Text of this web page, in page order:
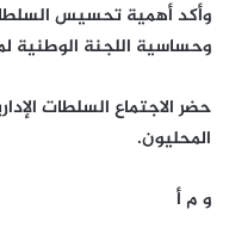
وأكد أهمية تحسيس السلطات
وحساسية اللجنة الوطنية
حضر الاجتماع السلطات
المحليون.
و م أ